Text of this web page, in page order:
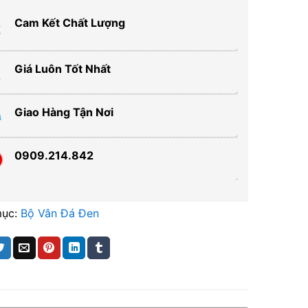
Cam Kết Chất Lượng
Giá Luôn Tốt Nhất
Giao Hàng Tận Nơi
0909.214.842
Bộ Vân Đá Đen